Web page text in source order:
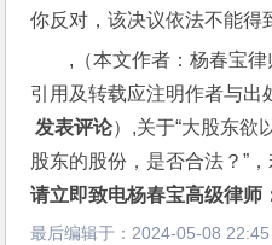
你反对，该决议依法不能得
,（本文作者：杨春宝律
引用及转载应注明作者与出
发表评论）,关于“大股东欲
股东的股份，是否合法？”
请立即致电杨春宝高级律师
最后编辑于： 2024-05-08 22:45